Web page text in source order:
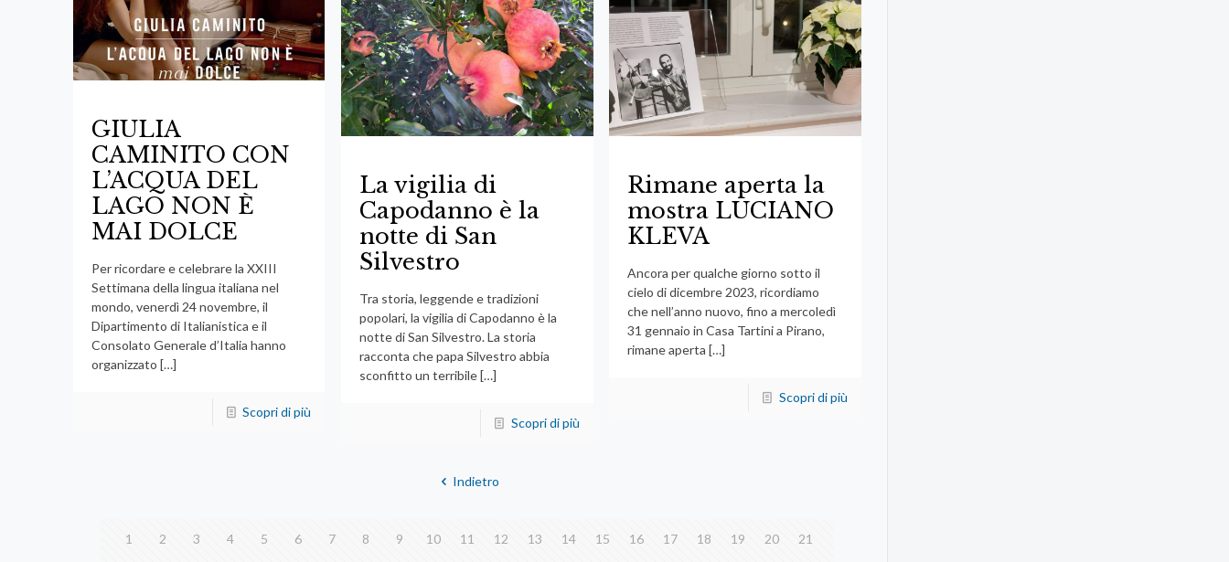
GIULIA
CAMINITO CON
L’ACQUA DEL
LAGO NON È
MAI DOLCE
Per ricordare e celebrare la XXIII
Settimana della lingua italiana nel
mondo, venerdì 24 novembre, il
Dipartimento di Italianistica e il
Consolato Generale d’Italia hanno
organizzato […]
Scopri di più
La vigilia di
Capodanno è la
notte di San
Silvestro
Tra storia, leggende e tradizioni
popolari, la vigilia di Capodanno è la
notte di San Silvestro. La storia
racconta che papa Silvestro abbia
sconfitto un terribile[…]
Scopri di più
Rimane aperta la
mostra LUCIANO
KLEVA
Ancora per qualche giorno sotto il
cielo di dicembre 2023, ricordiamo
che nell’anno nuovo, fino a mercoledì
31 gennaio in Casa Tartini a Pirano,
rimane aperta […]
Scopri di più
Indietro
1 2 3 4 5 6 7 8 9 10 11 12 13 14 15 16 17 18 19 20 21